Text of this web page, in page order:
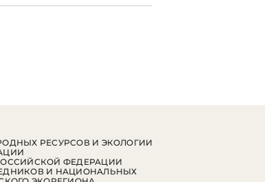
РЕСУРСОВ И ЭКОЛОГИИ
ФЕДЕРАЦИИ
И НАЦИОНАЛЬНЫХ